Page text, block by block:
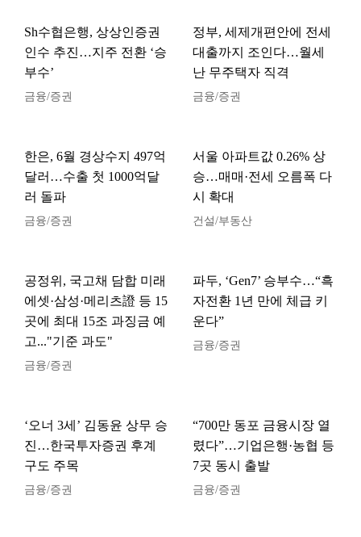
Sh수협은행, 상상인증권
인수 추진…지주 전환 ‘승
부수’
금융/증권
정부, 세제개편안에 전세
대출까지 조인다…월세
난 무주택자 직격
금융/증권
한은, 6월 경상수지 497억
달러…수출 첫 1000억달
러 돌파
금융/증권
서울 아파트값 0.26% 상
승…매매·전세 오름폭 다
시 확대
건설/부동산
공정위, 국고채 담합 미래
에셋·삼성·메리츠證 등 15
곳에 최대 15조 과징금 예
고..."기준 과도"
금융/증권
파두, ‘Gen7’ 승부수…“흑
자전환 1년 만에 체급 키
운다”
금융/증권
‘오너 3세’ 김동윤 상무 승
진…한국투자증권 후계
구도 주목
금융/증권
“700만 동포 금융시장 열
렸다”…기업은행·농협 등
7곳 동시 출발
금융/증권